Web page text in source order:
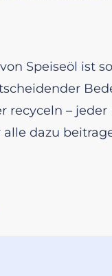
Speiseöl ist
recyceln –
dazu